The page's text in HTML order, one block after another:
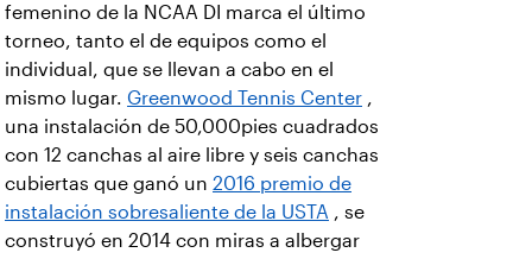
femenino de la NCAA DI marca el último
torneo, tanto el de equipos como el
individual, que se llevan a cabo en el
mismo lugar. Greenwood Tennis Center ,
una instalación de 50,000pies cuadrados
con 12 canchas al aire libre y seis canchas
cubiertas que ganó un 2016 premio de
instalación sobresaliente de la USTA , se
construyó en 2014 con miras a albergar